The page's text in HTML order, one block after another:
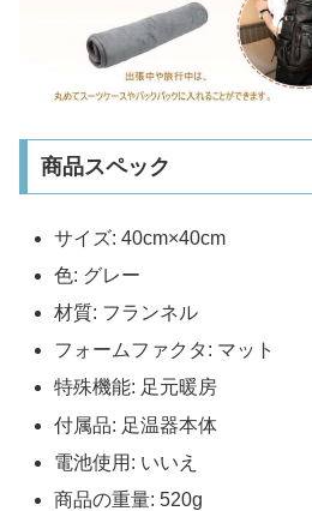
商品スペック
サイズ: 40cm×40cm
色: グレー
材質: フランネル
フォームファクタ: マット
特殊機能: 足元暖房
付属品: 足温器本体
電池使用: いいえ
商品の重量: 520g